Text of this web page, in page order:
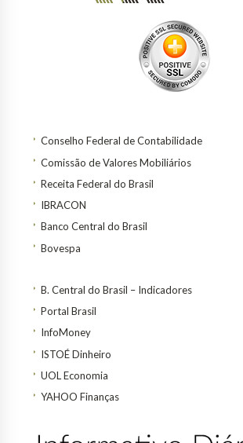
Conselho Federal de Contabilidade
Comissão de Valores Mobiliários
Receita Federal do Brasil
IBRACON
Banco Central do Brasil
Bovespa
B. Central do Brasil – Indicadores
Portal Brasil
InfoMoney
ISTOÉ Dinheiro
UOL Economia
YAHOO Finanças